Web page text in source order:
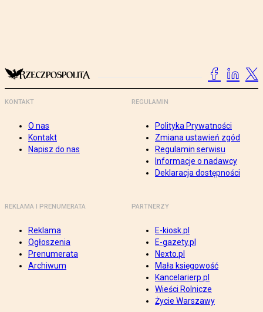
KONTAKT
O nas
Kontakt
Napisz do nas
REGULAMIN
Polityka Prywatności
Zmiana ustawień zgód
Regulamin serwisu
Informacje o nadawcy
Deklaracja dostępności
REKLAMA I PRENUMERATA
Reklama
Ogłoszenia
Prenumerata
Archiwum
PARTNERZY
E-kiosk.pl
E-gazety.pl
Nexto.pl
Mała księgowość
Kancelarierp.pl
Wieści Rolnicze
Życie Warszawy